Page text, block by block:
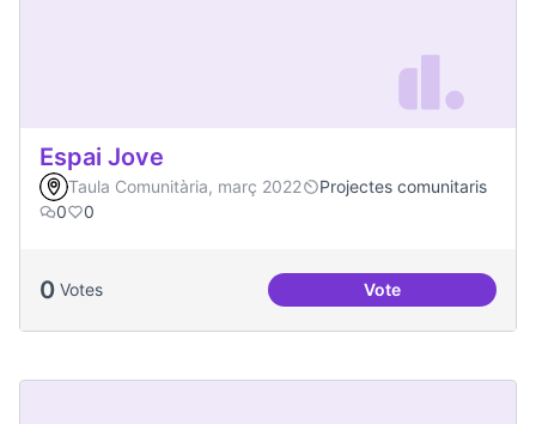
Espai Jove
Taula Comunitària, març 2022
Projectes comunitaris
0
0
0 Votes VoteEspai Jove